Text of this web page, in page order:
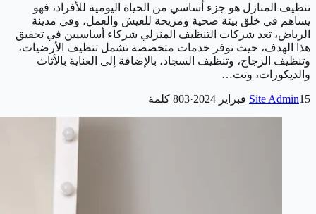
تنظيف المنازل هو جزء أساسي من الحياة اليومية للأفراد، فهو
يساهم في خلق بيئة صحية ومريحة للعيش والعمل، وفي مدينة
الرياض، تعد شركات التنظيف المنزلي شركاء أساسيين في تحقيق
هذا الهدف، حيث توفر خدمات متخصصة تشمل تنظيف الأرضيات،
وتنظيف الزجاج، وتنظيف السجاد، بالإضافة إلى العناية بالأثاث
والديكورات، وتت…
Site Admin15 فبراير 2024 ·
803 كلمة